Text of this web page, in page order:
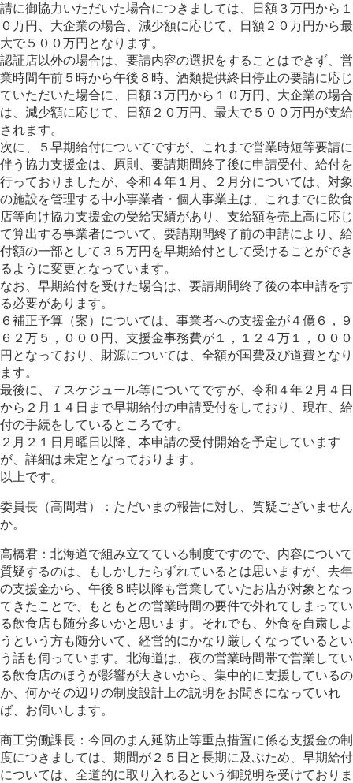
請に御協力いただいた場合につきましては、日額３万円から１
０万円、大企業の場合、減少額に応じて、日額２０万円から最
大で５００万円となります。
認証店以外の場合は、要請内容の選択をすることはできず、営
業時間午前５時から午後８時、酒類提供終日停止の要請に応じ
ていただいた場合に、日額３万円から１０万円、大企業の場合
は、減少額に応じて、日額２０万円、最大で５００万円が支給
されます。
次に、５早期給付についてですが、これまで営業時短等要請に
伴う協力支援金は、原則、要請期間終了後に申請受付、給付を
行っておりましたが、令和４年１月、２月分については、対象
の施設を管理する中小事業者・個人事業主は、これまでに飲食
店等向け協力支援金の受給実績があり、支給額を売上高に応じ
て算出する事業者について、要請期間終了前の申請により、給
付額の一部として３５万円を早期給付として受けることができ
るように変更となっています。
なお、早期給付を受けた場合は、要請期間終了後の本申請をす
る必要があります。
６補正予算（案）については、事業者への支援金が４億６，９
６２万５，０００円、支援金事務費が１，１２４万１，０００
円となっており、財源については、全額が国費及び道費となり
ます。
最後に、７スケジュール等についてですが、令和４年２月４日
から２月１４日まで早期給付の申請受付をしており、現在、給
付の手続をしているところです。
２月２１日月曜日以降、本申請の受付開始を予定しています
が、詳細は未定となっております。
以上です。
委員長（高間君）：ただいまの報告に対し、質疑ございません
か。
高橋君：北海道で組み立てている制度ですので、内容について
質疑するのは、もしかしたらずれているとは思いますが、去年
の支援金から、午後８時以降も営業していたお店が対象となっ
てきたことで、もともとの営業時間の要件で外れてしまってい
る飲食店も随分多いかと思います。それでも、外食を自粛しよ
うという方も随分いて、経営的にかなり厳しくなっているとい
う話も伺っています。北海道は、夜の営業時間帯で営業してい
る飲食店のほうが影響が大きいから、集中的に支援しているの
か、何かその辺りの制度設計上の説明をお聞きになっていれ
ば、お伺いします。
商工労働課長：今回のまん延防止等重点措置に係る支援金の制
度につきましては、期間が２５日と長期に及ぶため、早期給付
については、全道的に取り入れるという御説明を受けておりま